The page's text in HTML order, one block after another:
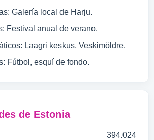
Galería local de Harju.
Festival anual de verano.
Laagri keskus, Veskimöldre.
Fútbol, esquí de fondo.
de Estonia
394.024